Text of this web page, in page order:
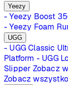
Yeezy
- Yeezy Boost
- Yeezy Foam
UGG
- UGG Classic
Platform - UGG
Slipper Zobacz
Zobacz